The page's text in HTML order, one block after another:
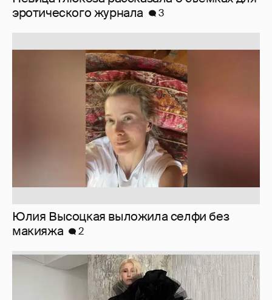
Юлия Высоцкая выложила селфи без
Журналистка Сулим примерила новый